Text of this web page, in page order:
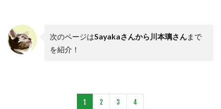
次のページはSayakaさんから川本璃さんまで
を紹介！
1 2 3 4